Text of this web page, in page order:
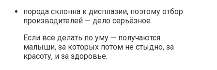
порода склонна к дисплазии, поэтому отбор
производителей — дело серьёзное.
Если всё делать по уму — получаются
малыши, за которых потом не стыдно, за
красоту, и за здоровье.